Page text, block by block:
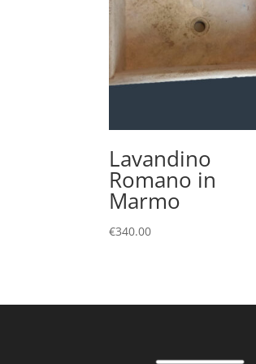
Lavandino
Romano in
Marmo
€340.00